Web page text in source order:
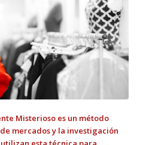
Misterioso es un método
mercados y la investigación